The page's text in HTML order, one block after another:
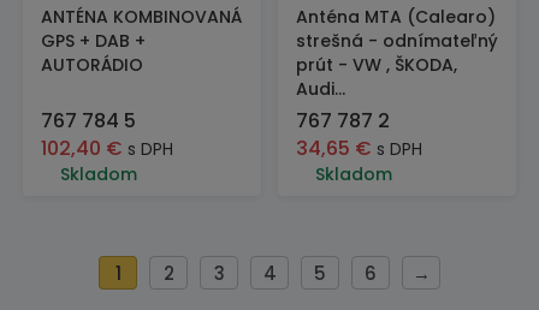
ANTÉNA KOMBINOVANÁ
GPS + DAB +
AUTORÁDIO
767 784 5
102,40 € s DPH
Skladom
Anténa MTA (Calearo)
strešná - odnímateľný
prút - VW , ŠKODA,
Audi...
767 787 2
34,65 € s DPH
Skladom
1 2 3 4 5 6 →